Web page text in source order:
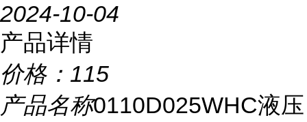
2024-10-04
产品详情
价格： 115
产品名称0110D025WHC液压